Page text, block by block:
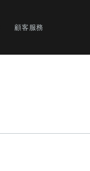
顧客服務